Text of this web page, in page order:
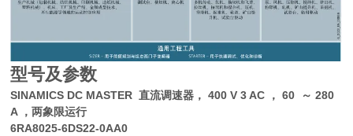
型号及参数
SINAMICS DC MASTER 直流调速器， 400 V 3 AC ， 60 ～ 280
A ，两象限运行
6RA8025-6DS22-0AA0